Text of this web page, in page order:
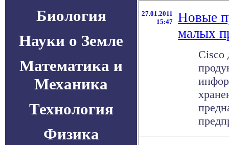
Биология
Науки о Земле
Математика и
Механика
Технология
Физика
27.01.2011
15:47
Новые
малых
Cisco